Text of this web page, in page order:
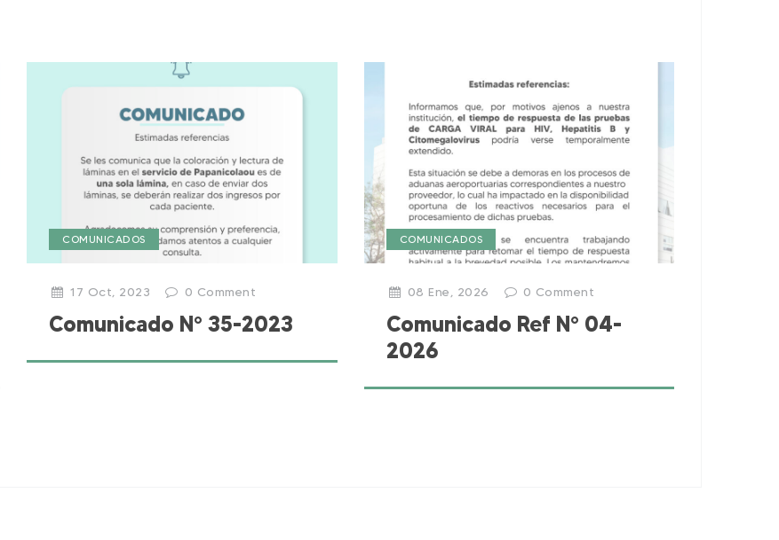
COMUNICADOS
17 Oct, 2023 0 Comment
Comunicado N° 35-2023
COMUNICADOS
08 Ene, 2026 0 Comment
Comunicado Ref N° 04-
2026